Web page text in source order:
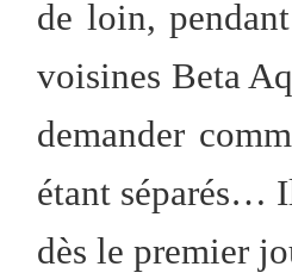
de loin,
voisines Beta
demander
étant séparés…
dès le premier